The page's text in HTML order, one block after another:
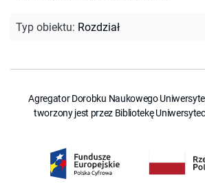
Typ obiektu: Rozdział
Agregator Dorobku Naukowego
tworzony jest przez Bibliotekę